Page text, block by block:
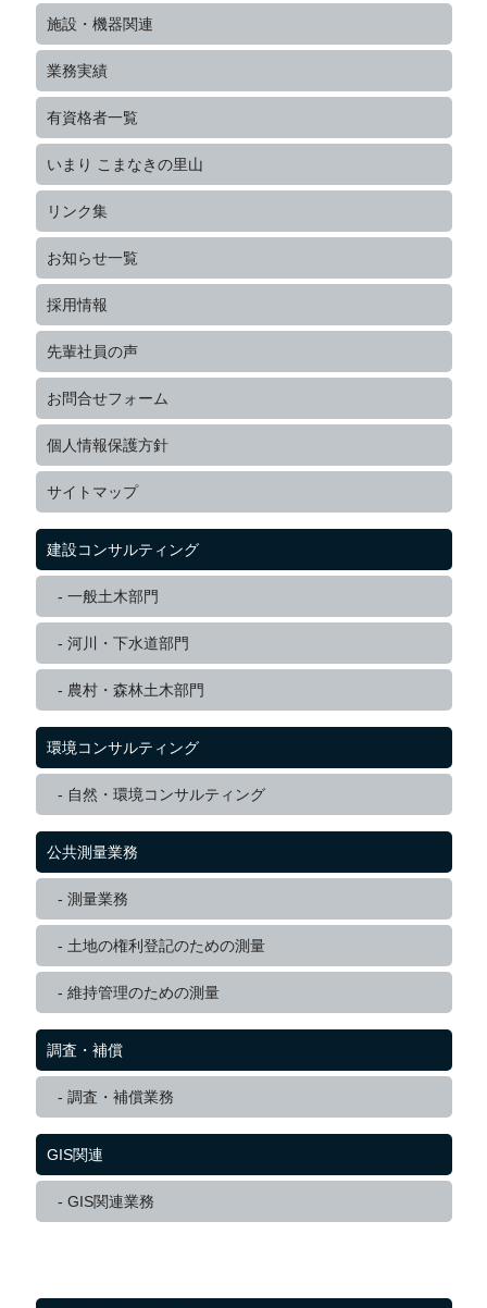
施設・機器関連
業務実績
有資格者一覧
いまり こまなきの里山
リンク集
お知らせ一覧
採用情報
先輩社員の声
お問合せフォーム
個人情報保護方針
サイトマップ
建設コンサルティング
一般土木部門
河川・下水道部門
農村・森林土木部門
環境コンサルティング
自然・環境コンサルティング
公共測量業務
測量業務
土地の権利登記のための測量
維持管理のための測量
調査・補償
調査・補償業務
GIS関連
GIS関連業務